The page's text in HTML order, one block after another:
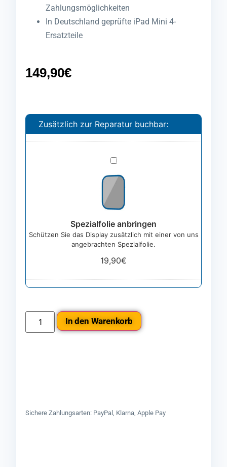
Zahlungsmöglichkeiten
In Deutschland geprüfte iPad Mini 4-
Ersatzteile
149,90€
Zusätzlich zur Reparatur buchbar:
Spezialfolie
anbringen
Spezialfolie anbringen
Schützen Sie das Display zusätzlich mit einer von uns
angebrachten Spezialfolie.
19,90€
In den Warenkorb
Sichere Zahlungsarten: PayPal, Klarna, Apple Pay